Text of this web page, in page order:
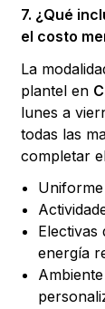
7. ¿Qué
el costo
La
plantel en
lunes a
todas las
completar
Electivas
energía